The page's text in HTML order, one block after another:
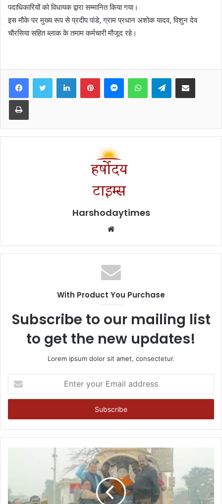
पदाधिकारियों को विधायक द्वारा सम्मानित किया गया।
इस मौके पर मुख्य रूप से प्रदीप पांडे, ग्राम प्रधान अशोक यादव, विशुन देव
चौरसिया सहित ब्लाक के तमाम कर्मचारी मौजूद रहे।
FacebookTwitter LinkedInPinterestMessengerWhatsAppTelegramShare via Email
Print
Harshodaytimes
Website
With Product You Purchase
Subscribe to our mailing list
to get the new updates!
Lorem ipsum dolor sit amet, consectetur.
your
Email